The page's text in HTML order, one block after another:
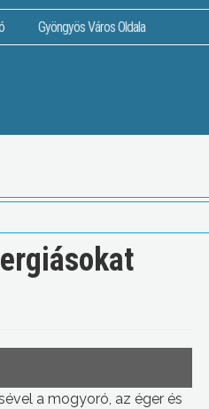
Gyöngyös Város Oldala
a mogyoró, az éger és